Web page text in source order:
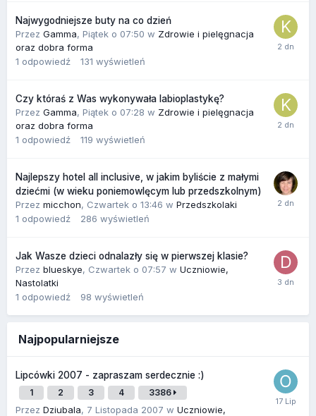
Najwygodniejsze buty na co dzień
Przez Gamma, Piątek o 07:50 w Zdrowie i pielęgnacja
oraz dobra forma
1 odpowiedź 131 wyświetleń
Czy któraś z Was wykonywała labioplastykę?
Przez Gamma, Piątek o 07:28 w Zdrowie i pielęgnacja
oraz dobra forma
1 odpowiedź 119 wyświetleń
Najlepszy hotel all inclusive, w jakim byliście z małymi
dziećmi (w wieku poniemowlęcym lub przedszkolnym)
Przez micchon, Czwartek o 13:46 w Przedszkolaki
1 odpowiedź 286 wyświetleń
Jak Wasze dzieci odnalazły się w pierwszej klasie?
Przez blueskye, Czwartek o 07:57 w Uczniowie,
Nastolatki
1 odpowiedź 98 wyświetleń
Najpopularniejsze
Lipcówki 2007 - zapraszam serdecznie :)
1 2 3 4 3386
Przez Dziubala, 7 Listopada 2007 w Uczniowie,